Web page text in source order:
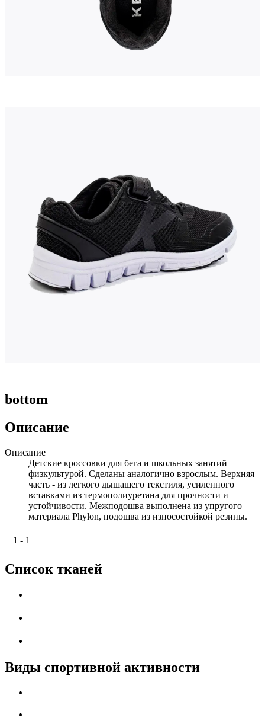
bottom
Описание
Описание
Детские кроссовки для бега и школьных занятий
физкультурой. Сделаны аналогично взрослым. Верхняя
часть - из легкого дышащего текстиля, усиленного
вставками из термополиуретана для прочности и
устойчивости. Межподошва выполнена из упругого
материала Phylon, подошва из износостойкой резины.
1 - 1
Список тканей
Виды спортивной активности